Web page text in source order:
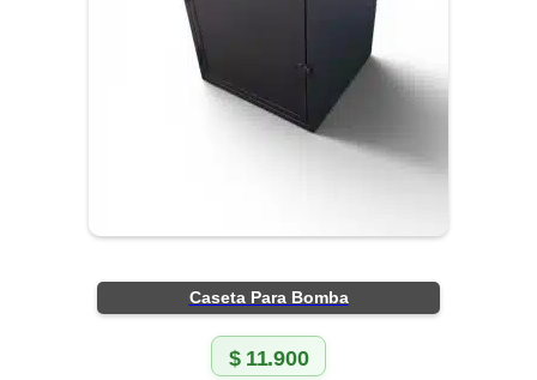
Caseta Para Bomba
$11.900